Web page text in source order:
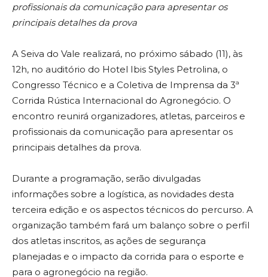
profissionais da comunicação para apresentar os
principais detalhes da prova
A Seiva do Vale realizará, no próximo sábado (11), às
12h, no auditório do Hotel Ibis Styles Petrolina, o
Congresso Técnico e a Coletiva de Imprensa da 3ª
Corrida Rústica Internacional do Agronegócio. O
encontro reunirá organizadores, atletas, parceiros e
profissionais da comunicação para apresentar os
principais detalhes da prova.
Durante a programação, serão divulgadas
informações sobre a logística, as novidades desta
terceira edição e os aspectos técnicos do percurso. A
organização também fará um balanço sobre o perfil
dos atletas inscritos, as ações de segurança
planejadas e o impacto da corrida para o esporte e
para o agronegócio na região.